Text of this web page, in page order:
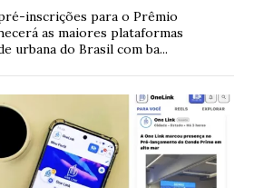
inscrições para o Prêmio
as maiores plataformas
urbana do Brasil com ba...